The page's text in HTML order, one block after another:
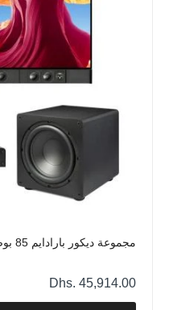
مجموعة ديكور بارادايم 85 بوصة
Dhs. 45,914.00